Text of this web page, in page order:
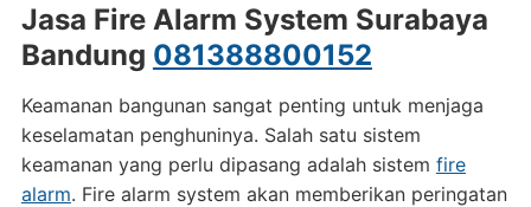
Jasa Fire Alarm System Surabaya
Bandung 081388800152
Keamanan bangunan sangat penting untuk menjaga
keselamatan penghuninya. Salah satu sistem
keamanan yang perlu dipasang adalah sistem fire
alarm. Fire alarm system akan memberikan peringatan